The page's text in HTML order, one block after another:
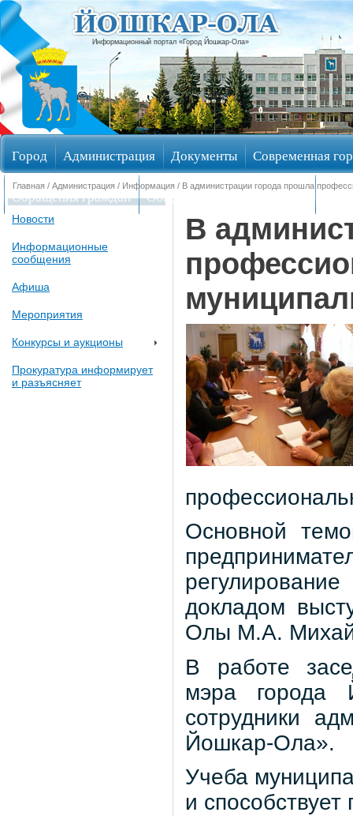
Информационный портал «Город Йошкар-Ола»
Город Администрация Документы Современная
Обращения граждан Общественные обсуждения
Главная / Администрация / Информация / В администрации города прошла
Новости
Информационные
сообщения
Афиша
Мероприятия
Конкурсы и аукционы
Прокуратура информирует
и разъясняет
В
Основной
докладом
Олы М.А.
В работе
мэра города
сотрудники
Йошкар-Ола».
Учеба
и